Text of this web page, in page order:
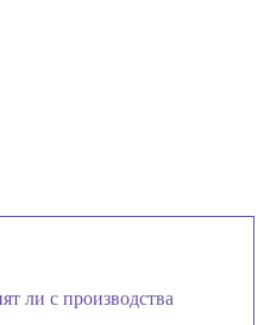
ли с производства